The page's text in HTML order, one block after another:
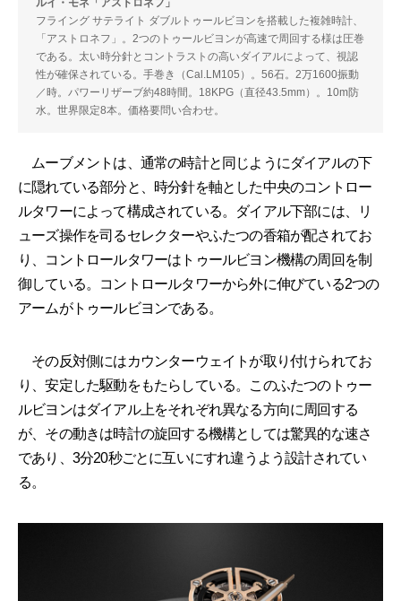
ルイ・モネ「アストロネフ」
フライング サテライト ダブルトゥールビヨンを搭載した複雑時計、
「アストロネフ」。2つのトゥールビヨンが高速で周回する様は圧巻
である。太い時分針とコントラストの高いダイアルによって、視認
性が確保されている。手巻き（Cal.LM105）。56石。2万1600振動
／時。パワーリザーブ約48時間。18KPG（直径43.5mm）。10m防
水。世界限定8本。価格要問い合わせ。
ムーブメントは、通常の時計と同じようにダイアルの下
に隠れている部分と、時分針を軸とした中央のコントロー
ルタワーによって構成されている。ダイアル下部には、リ
ューズ操作を司るセレクターやふたつの香箱が配されてお
り、コントロールタワーはトゥールビヨン機構の周回を制
御している。コントロールタワーから外に伸びている2つの
アームがトゥールビヨンである。
その反対側にはカウンターウェイトが取り付けられてお
り、安定した駆動をもたらしている。このふたつのトゥー
ルビヨンはダイアル上をそれぞれ異なる方向に周回する
が、その動きは時計の旋回する機構としては驚異的な速さ
であり、3分20秒ごとに互いにすれ違うよう設計されてい
る。